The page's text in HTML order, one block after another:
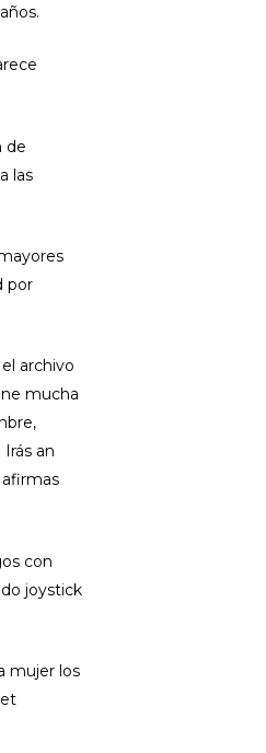
de
las
por
archivo
mucha
an
con
joystick
mujer los